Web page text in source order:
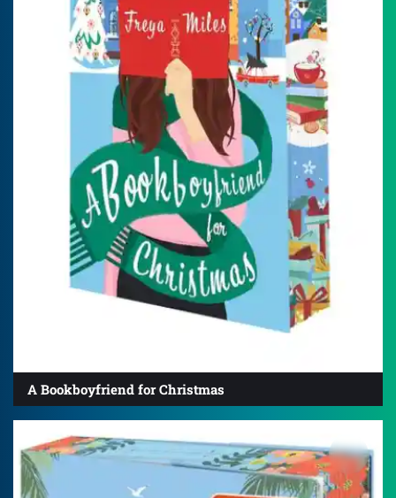
A Bookboyfriend for Christmas